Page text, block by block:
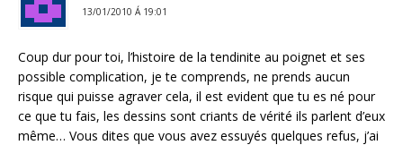
13/01/2010 Á 19:01
Coup dur pour toi, l’histoire de la tendinite au poignet et ses
possible complication, je te comprends, ne prends aucun
risque qui puisse agraver cela, il est evident que tu es né pour
ce que tu fais, les dessins sont criants de vérité ils parlent d’eux
même… Vous dites que vous avez essuyés quelques refus, j’ai